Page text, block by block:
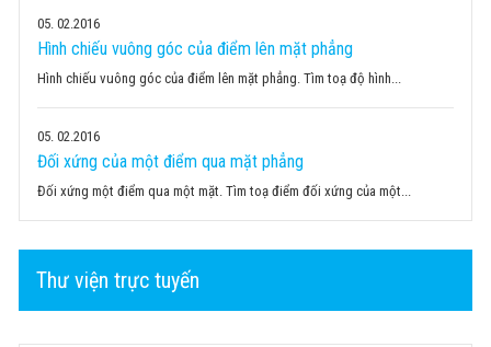
05 02.2016
Hình chiếu vuông góc của điểm lên mặt phẳng
Hình chiếu vuông góc của điểm lên mặt phẳng. Tìm toạ độ hình...
05 02.2016
Đối xứng của một điểm qua mặt phẳng
Đối xứng một điểm qua một mặt. Tìm toạ điểm đối xứng của một...
Thư viện trực tuyến